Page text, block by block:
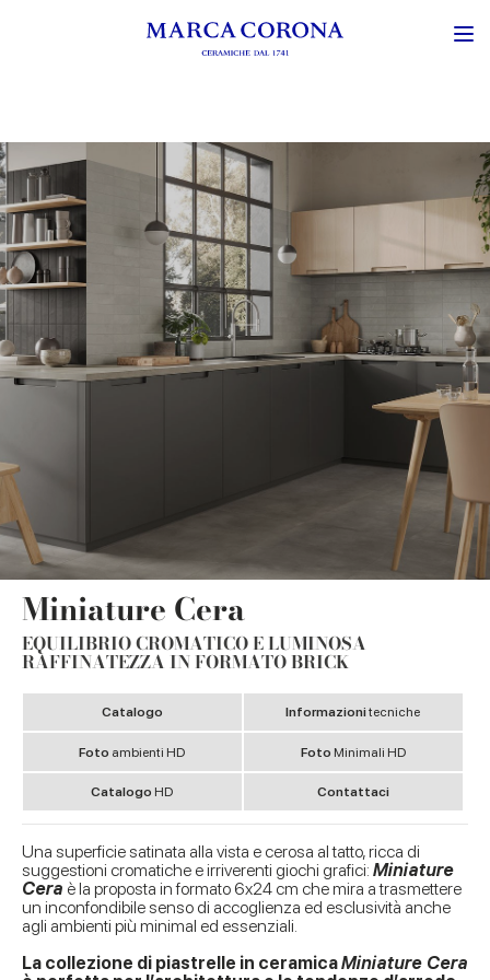
Miniature Cera
EQUILIBRIO CROMATICO E LUMINOSA
RAFFINATEZZA IN FORMATO BRICK
Catalogo Informazionitecniche
Foto ambienti HD Foto Minimali HD
Catalogo HD Contattaci
Una superficie satinata alla vista e cerosa al tatto, ricca di
suggestioni cromatiche e irriverenti giochi grafici: Miniature
Cera è la proposta in formato 6x24 cm che mira a trasmettere
un inconfondibile senso di accoglienza ed esclusività anche
agli ambienti più minimal ed essenziali.
La collezione di piastrelle in ceramicaMiniature Cera